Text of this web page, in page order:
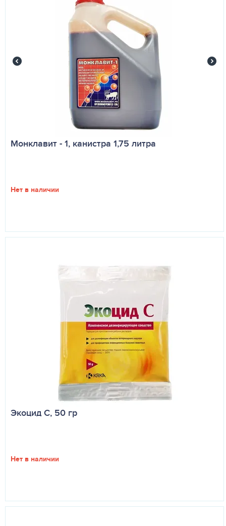
Монклавит - 1, канистра 1,75 литра
Нет в наличии
Экоцид С, 50 гр
Нет в наличии